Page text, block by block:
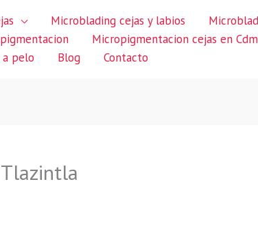
Microblading cejas y labios
Micropigmentacion cejas en
a pelo Blog Contacto